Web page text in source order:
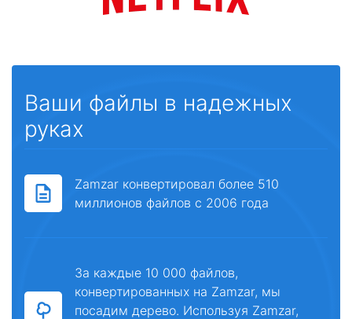
Ваши файлы в надежных
руках
Zamzar конвертировал более 510
миллионов файлов с 2006 года
За каждые 10 000 файлов,
конвертированных на Zamzar, мы
посадим дерево. Используя Zamzar,